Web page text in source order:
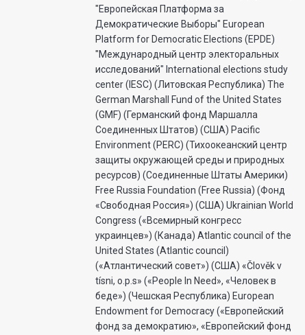
"Европейская Платформа за
Демократические Выборы" European
Platform for Democratic Elections (EPDE)
"Международный центр электоральных
исследований" International elections study
center (IESC) (Литовская Республика) The
German Marshall Fund of the United States
(GMF) (Германский фонд Маршалла
Соединенных Штатов) (США) Pacific
Environment (PERC) (Тихоокеанский центр
защиты окружающей среды и природных
ресурсов) (Соединенные Штаты Америки)
Free Russia Foundation (Free Russia) (Фонд
«Свободная Россия») (США) Ukrainian World
Congress («Всемирный конгресс
украинцев») (Канада) Atlantic council of the
United States (Atlantic council)
(«Атлантический совет») (США) «Člověk v
tísni, o.p.s» («People In Need», «Человек в
беде») (Чешская Республика) European
Endowment for Democracy («Европейский
фонд за демократию», «Европейский фонд